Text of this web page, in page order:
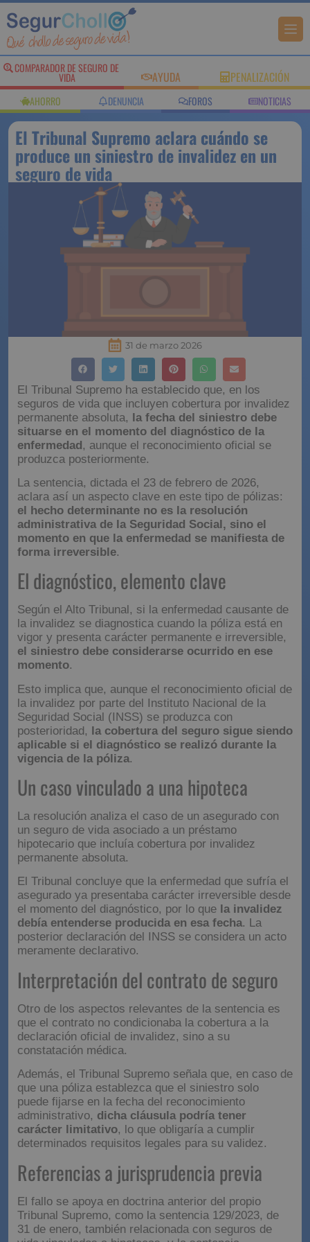
COMPARADOR DE SEGURO DE
VIDA AYUDA PENALIZACIÓN
AHORRO DENUNCIA FOROS NOTICIAS
El Tribunal Supremo aclara cuándo se
produce un siniestro de invalidez en un
seguro de vida
31 de marzo 2026
El Tribunal Supremo ha establecido que, en los
seguros de vida que incluyen cobertura por invalidez
permanente absoluta, la fecha del siniestro debe
situarse en el momento del diagnóstico de la
enfermedad, aunque el reconocimiento oficial se
produzca posteriormente.
La sentencia, dictada el 23 de febrero de 2026,
aclara así un aspecto clave en este tipo de pólizas:
el hecho determinante no es la resolución
administrativa de la Seguridad Social, sino el
momento en que la enfermedad se manifiesta de
forma irreversible.
El diagnóstico, elemento clave
Según el Alto Tribunal, si la enfermedad causante de
la invalidez se diagnostica cuando la póliza está en
vigor y presenta carácter permanente e irreversible,
el siniestro debe considerarse ocurrido en ese
momento.
Esto implica que, aunque el reconocimiento oficial de
la invalidez por parte del Instituto Nacional de la
Seguridad Social (INSS) se produzca con
posterioridad, la cobertura del seguro sigue siendo
aplicable si el diagnóstico se realizó durante la
vigencia de la póliza.
Un caso vinculado a una hipoteca
La resolución analiza el caso de un asegurado con
un seguro de vida asociado a un préstamo
hipotecario que incluía cobertura por invalidez
permanente absoluta.
El Tribunal concluye que la enfermedad que sufría el
asegurado ya presentaba carácter irreversible desde
el momento del diagnóstico, por lo que la invalidez
debía entenderse producida en esa fecha. La
posterior declaración del INSS se considera un acto
meramente declarativo.
Interpretación del contrato de seguro
Otro de los aspectos relevantes de la sentencia es
que el contrato no condicionaba la cobertura a la
declaración oficial de invalidez, sino a su
constatación médica.
Además, el Tribunal Supremo señala que, en caso de
que una póliza establezca que el siniestro solo
puede fijarse en la fecha del reconocimiento
administrativo, dicha cláusula podría tener
carácter limitativo, lo que obligaría a cumplir
determinados requisitos legales para su validez.
Referencias a jurisprudencia previa
El fallo se apoya en doctrina anterior del propio
Tribunal Supremo, como la sentencia 129/2023, de
31 de enero, también relacionada con seguros de